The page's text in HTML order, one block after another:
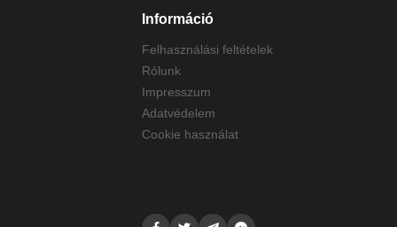
Információ
Felhasználási feltételek
Rólunk
Impresszum
Adatvédelem
Cookie használat